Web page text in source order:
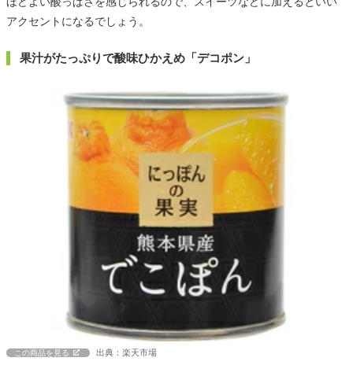
アクセントになるでしょう。
果汁がたっぷりで酸味ひかえめ「デコポン」
この商品を見る 出典：楽天市場